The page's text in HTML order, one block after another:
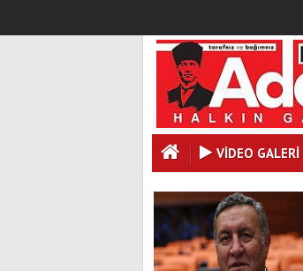
VİDEO GALERİ